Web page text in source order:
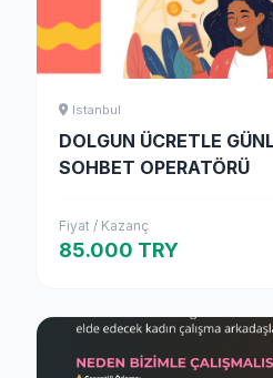
Istanbul
DOLGUN ÜCRETLE
SOHBET OPERATÖRÜ
Fiyat / Kazanç
85.000 TRY